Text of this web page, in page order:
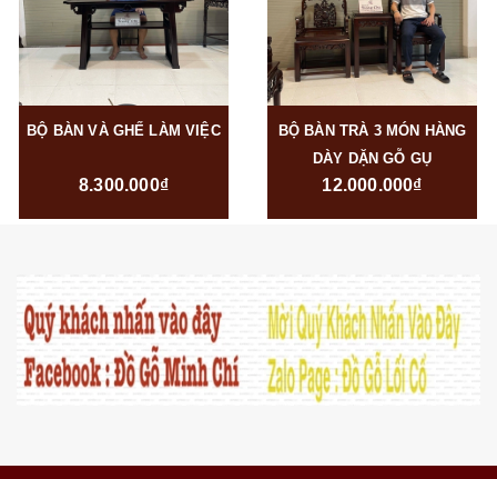
BỘ BÀN VÀ GHẾ LÀM VIỆC
8.300.000₫
BỘ BÀN TRÀ 3 MÓN HÀNG
DÀY DẶN GỖ GỤ
12.000.000₫